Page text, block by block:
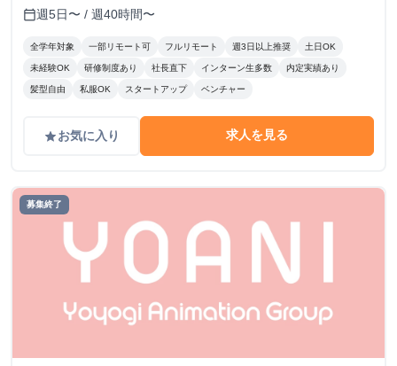
calendar_today週5日〜 / 週40時間〜
全学年対象 一部リモート可 フルリモート 週3日以上推奨 土日OK
未経験OK 研修制度あり 社長直下 インターン生多数 内定実績あり
髪型自由 私服OK スタートアップ ベンチャー
gradeお気に入り 求人を見る
募集終了